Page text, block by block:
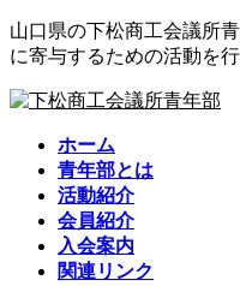
コ
ン
ン
ナ
ビ
ー
山口県の下松商工会議所
に寄与するための活動を行
ホーム
青年部とは
活動紹介
会員紹介
入会案内
関連リンク